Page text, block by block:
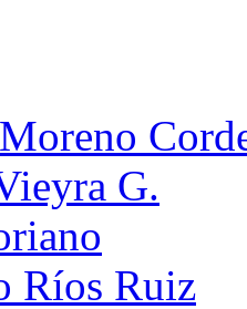
G.
Ríos Ruiz